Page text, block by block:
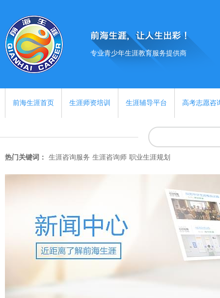
专业青少年生涯教育服务提供商
前海生涯首页 生涯师资培训 生涯辅导平台 高考志愿咨
热门关键词： 生涯咨询服务 生涯咨询师 职业生涯规划